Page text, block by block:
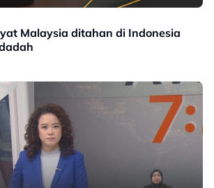
Malaysia ditahan di Indonesia